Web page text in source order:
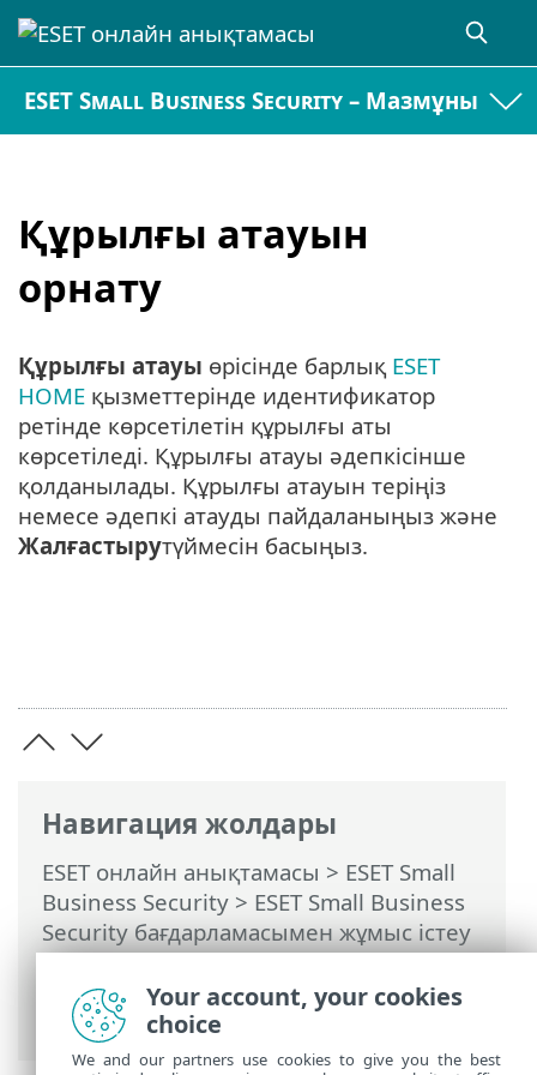
ESET Small Business Security – Мазмұны
Құрылғы атауын
орнату
Навигация жолдары
ESET онлайн анықтамасы > ESET Small
Business Security > ESET Small Business
Security бағдарламасымен жұмыс істеу
>Реттеу>Қауіпсіздік құралдары>Anti-
Theft> Диалогтық терезелер – Anti-
Theft > Құрылғы атауын орнату
Құрылғы атауы өрісінде барлық ESET
HOME қызметтерінде идентификатор
ретінде көрсетілетін құрылғы аты
көрсетіледі. Құрылғы атауы әдепкісінше
қолданылады. Құрылғы атауын теріңіз
немесе әдепкі атауды пайдаланыңыз және
Жалғастырутүймесін басыңыз.
Your account, your cookies
choice
We and our partners use cookies to give you the best